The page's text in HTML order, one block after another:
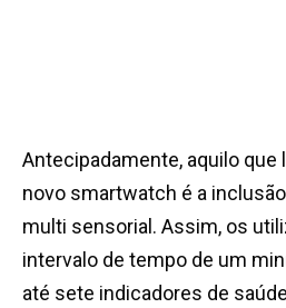
Antecipadamente, aquilo que
novo smartwatch é a
multi sensorial. Assim, os
intervalo de tempo de um
até sete indicadores de